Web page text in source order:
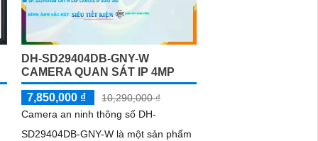
DH-SD29404DB-GNY-W
CAMERA QUAN SÁT IP 4MP
7,850,000 ₫
10,290,000 ₫
Camera an ninh thông số DH-
SD29404DB-GNY-W là một sản phẩm